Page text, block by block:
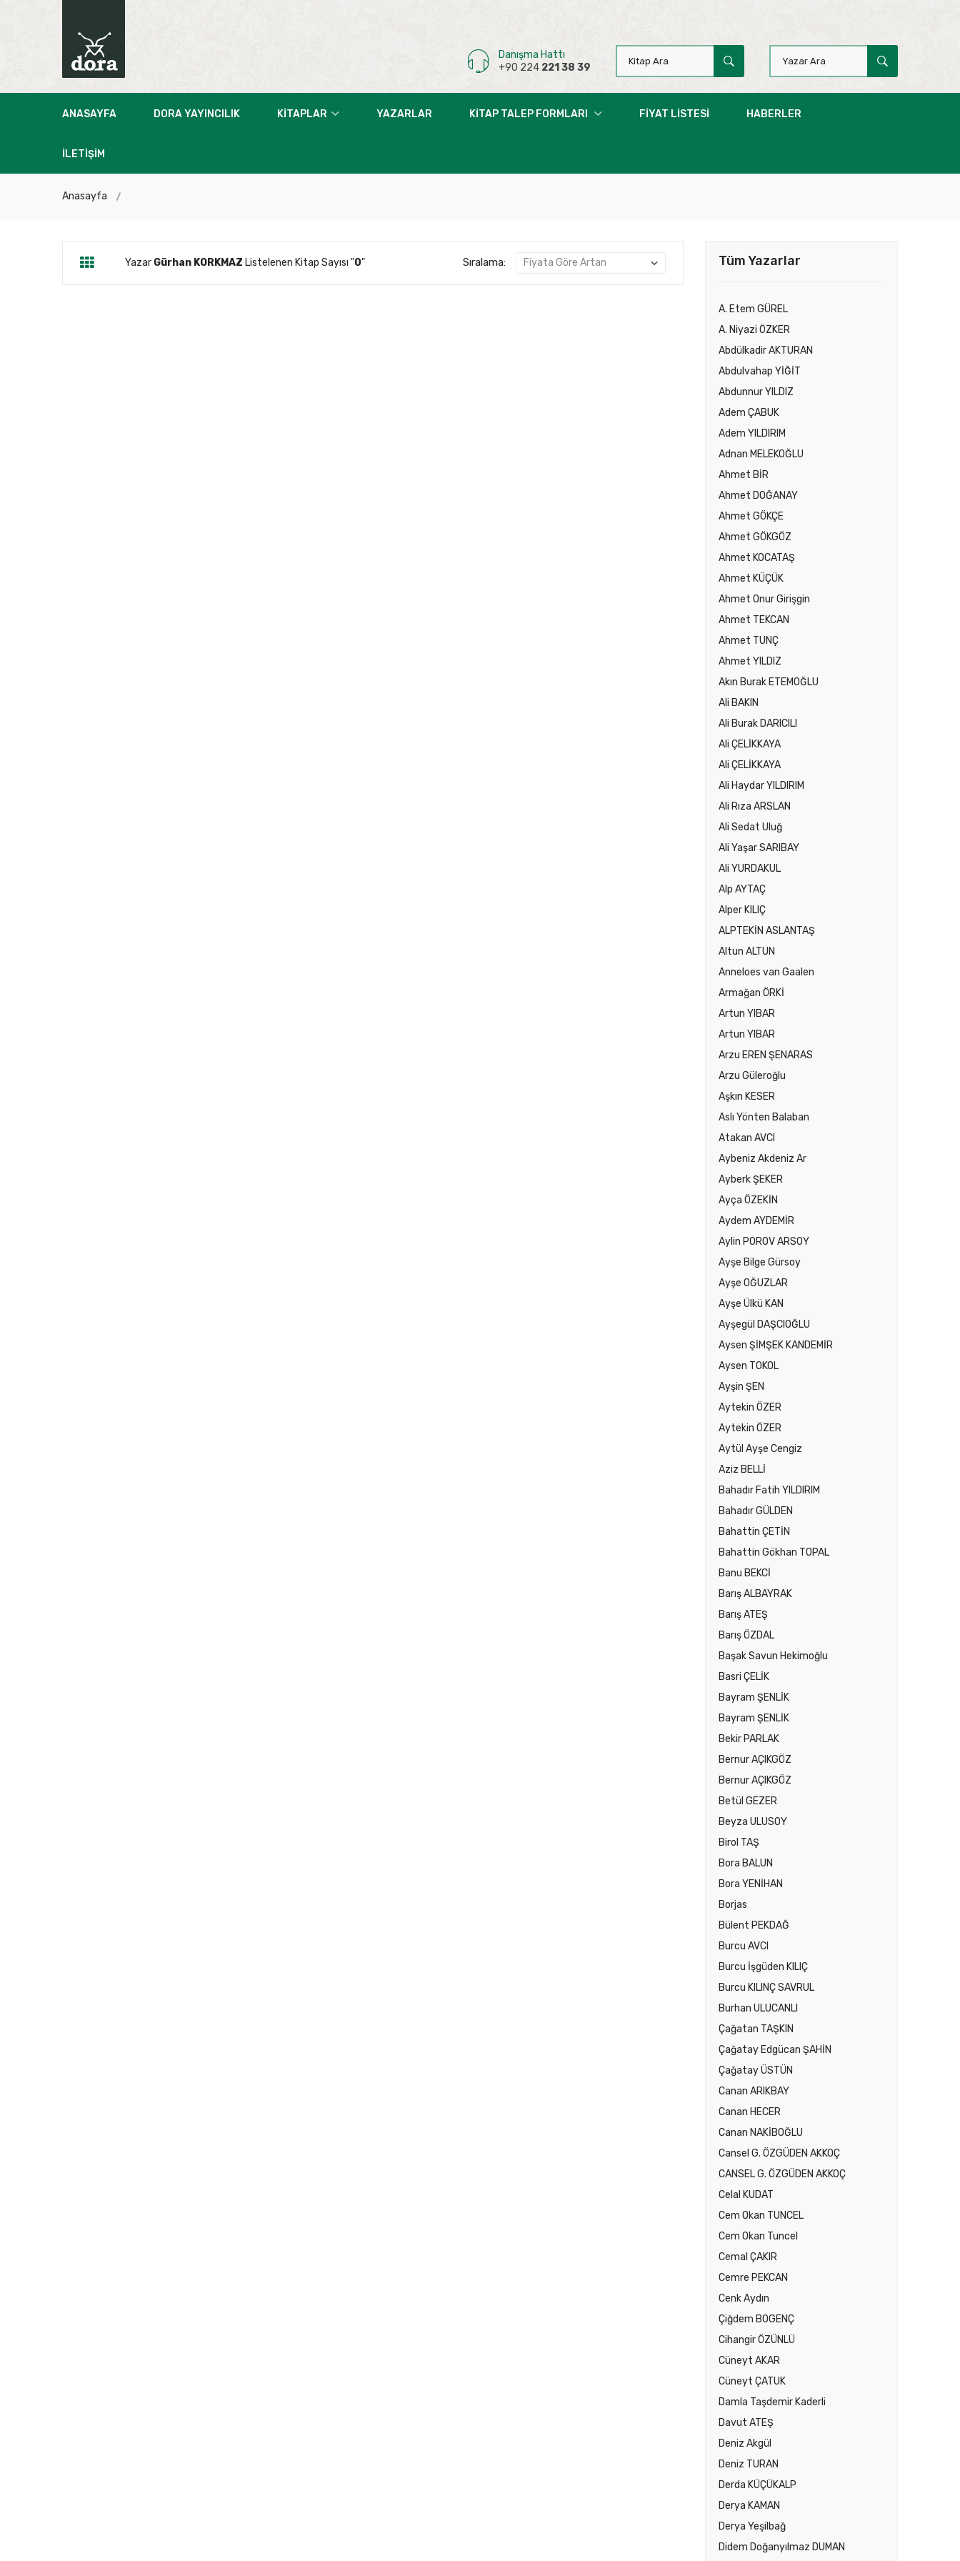
Danışma Hattı
+90 224 221 38 39
ANASAYFA DORA YAYINCILIK KITAPLAR YAZARLAR KITAP TALEP FORMLARI FIYAT LISTESI HABERLER
İLETIŞIM
Anasayfa
Yazar Gürhan KORKMAZ Listelenen Kitap Sayısı "0" Sıralama: Tüm Yazarlar
A. Etem GÜREL
A. Niyazi ÖZKER
Abdülkadir AKTURAN
Abdulvahap YİĞİT
Abdunnur YILDIZ
Adem ÇABUK
Adem YILDIRIM
Adnan MELEKOĞLU
Ahmet BİR
Ahmet DOĞANAY
Ahmet GÖKÇE
Ahmet GÖKGÖZ
Ahmet KOCATAŞ
Ahmet KÜÇÜK
Ahmet Onur Girişgin
Ahmet TEKCAN
Ahmet TUNÇ
Ahmet YILDIZ
Akın Burak ETEMOĞLU
Ali BAKIN
Ali Burak DARICILI
Ali ÇELİKKAYA
Ali ÇELİKKAYA
Ali Haydar YILDIRIM
Ali Rıza ARSLAN
Ali Sedat Uluğ
Ali Yaşar SARIBAY
Ali YURDAKUL
Alp AYTAÇ
Alper KILIÇ
ALPTEKİN ASLANTAŞ
Altun ALTUN
Anneloes van Gaalen
Armağan ÖRKİ
Artun YIBAR
Artun YIBAR
Arzu EREN ŞENARAS
Arzu Güleroğlu
Aşkın KESER
Aslı Yönten Balaban
Atakan AVCI
Aybeniz Akdeniz Ar
Ayberk ŞEKER
Ayça ÖZEKİN
Aydem AYDEMİR
Aylin POROV ARSOY
Ayşe Bilge Gürsoy
Ayşe OĞUZLAR
Ayşe Ülkü KAN
Ayşegül DAŞCIOĞLU
Aysen ŞİMŞEK KANDEMİR
Aysen TOKOL
Ayşin ŞEN
Aytekin ÖZER
Aytekin ÖZER
Aytül Ayşe Cengiz
Aziz BELLİ
Bahadır Fatih YILDIRIM
Bahadır GÜLDEN
Bahattin ÇETİN
Bahattin Gökhan TOPAL
Banu BEKCİ
Barış ALBAYRAK
Barış ATEŞ
Barış ÖZDAL
Başak Savun Hekimoğlu
Basri ÇELİK
Bayram ŞENLİK
Bayram ŞENLİK
Bekir PARLAK
Bernur AÇIKGÖZ
Bernur AÇIKGÖZ
Betül GEZER
Beyza ULUSOY
Birol TAŞ
Bora BALUN
Bora YENİHAN
Borjas
Bülent PEKDAĞ
Burcu AVCI
Burcu İşgüden KILIÇ
Burcu KILINÇ SAVRUL
Burhan ULUCANLI
Çağatan TAŞKIN
Çağatay Edgücan ŞAHİN
Çağatay ÜSTÜN
Canan ARIKBAY
Canan HECER
Canan NAKİBOĞLU
Cansel G. ÖZGÜDEN AKKOÇ
CANSEL G. ÖZGÜDEN AKKOÇ
Celal KUDAT
Cem Okan TUNCEL
Cem Okan Tuncel
Cemal ÇAKIR
Cemre PEKCAN
Cenk Aydın
Çiğdem BOGENÇ
Cihangir ÖZÜNLÜ
Cüneyt AKAR
Cüneyt ÇATUK
Damla Taşdemir Kaderli
Davut ATEŞ
Deniz Akgül
Deniz TURAN
Derda KÜÇÜKALP
Derya KAMAN
Derya Yeşilbağ
Didem Doğanyılmaz DUMAN